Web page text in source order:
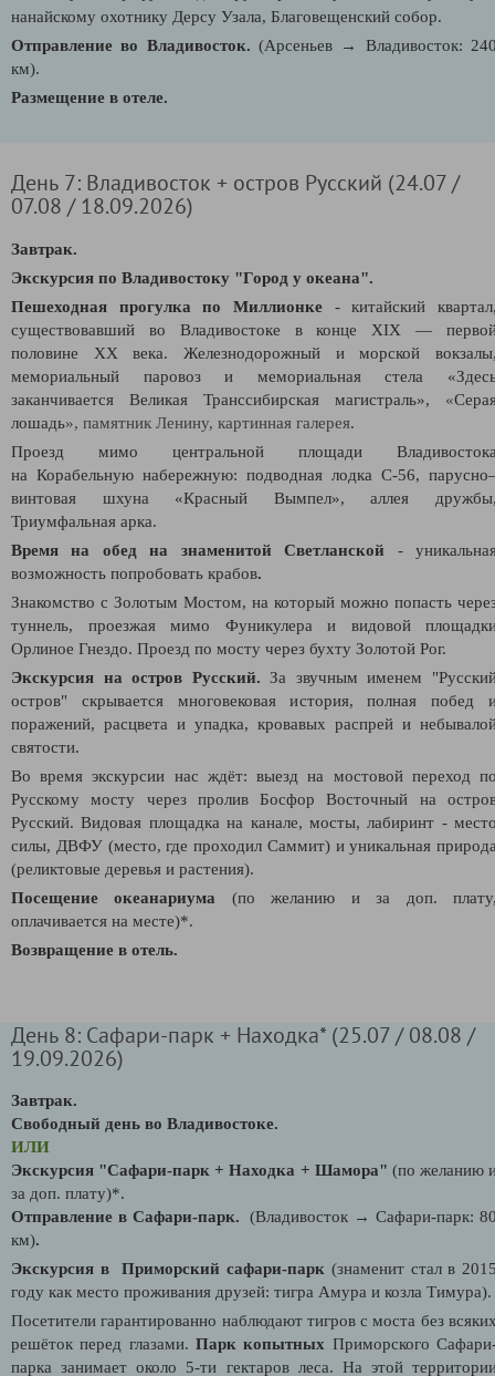
нанайскому охотнику Дерсу Узала, Благовещенский собор.
Отправление во Владивосток. (Арсеньев →
Владивосток:
км).
Размещение в отеле.
День 7: Владивосток + остров Русский (24.07 /
07.08 / 18.09.2026)
Завтрак.
Экскурсия по Владивостоку "Город у океана".
Пешеходная прогулка по Миллионке
-китайский
существовавший во Владивостоке в конце XIX —
половине XX века. Железнодорожный и морской
мемориальный паровоз и мемориальная стела
заканчивается Великая Транссибирская магистраль», «
лошадь», памятник Ленину, картинная галерея.
Проезд мимо центральной площади
на Корабельную набережную: подводная лодка С-56,
винтовая шхуна «Красный Вымпел», аллея
Триумфальная арка.
Время на обед на знаменитой Светланской -
возможность попробовать крабов.
Знакомство с Золотым Мостом, на который можно попасть
туннель, проезжая мимо Фуникулера и видовой
Орлиное Гнездо. Проезд по мосту через бухту Золотой Рог.
Экскурсия на остров Русский.За звучным именем
остров" скрывается многовековая история, полная побед
поражений, расцвета и упадка, кровавых распрей и
святости.
Во время экскурсии нас ждёт: выезд на мостовой переход
Русскому мосту через пролив Босфор Восточный на
Русский. Видовая площадка на канале, мосты, лабиринт -
силы, ДВФУ (место, где проходил Саммит) и уникальная
(реликтовые деревья и растения).
Посещение океанариума (по желанию и за доп.
оплачивается на месте)*.
Возвращение в отель.
День 8: Сафари-парк + Находка* (25.07 / 08.08 /
19.09.2026)
Завтрак.
Свободный день во Владивостоке.
ИЛИ
Экскурсия "Сафари-парк + Находка + Шамора" (по желанию
за доп. плату)*.
Отправление в Сафари-парк.(Владивосток → Сафари-парк:
км).
Экскурсия в Приморский сафари-парк (знаменит стал в
году как место проживания друзей: тигра Амура и козла Тимура).
Посетители гарантированно наблюдают тигров с моста без
решёток перед глазами. Парк копытных Приморского
парка занимает около 5-ти гектаров леса. На этой